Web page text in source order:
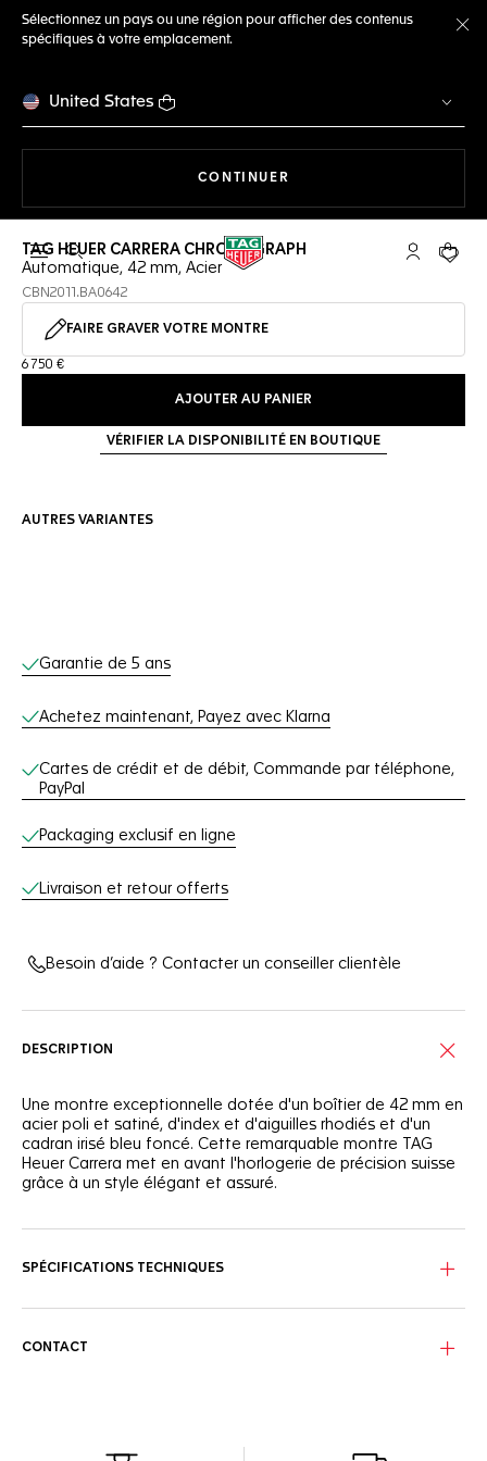
Sélectionnez un pays ou une région pour afficher des contenus
spécifiques à votre emplacement.
United States
CONTINUER
Ouvrir la barre de recherche Compte My
Votre
TAG HEUER CARRERA CHRONOGRAPH
Automatique, 42 mm, Acier
CBN2011.BA0642
FAIRE GRAVER VOTRE MONTRE
6 750 €
AJOUTER AU PANIER
VÉRIFIER LA DISPONIBILITÉ EN BOUTIQUE
AUTRES VARIANTES
Services en ligne
Garantie de 5 ans
Achetez maintenant, Payez avec Klarna
Cartes de crédit et de débit, Commande par téléphone,
PayPal
Packaging exclusif en ligne
Livraison et retour offerts
Besoin d’aide ? Contacter un conseiller clientèle
DESCRIPTION
Une montre exceptionnelle dotée d'un boîtier de 42 mm en
acier poli et satiné, d'index et d'aiguilles rhodiés et d'un
cadran irisé bleu foncé. Cette remarquable montre TAG
Heuer Carrera met en avant l'horlogerie de précision suisse
grâce à un style élégant et assuré.
trouvent leur place avec élégance dans le boîtier classique
biseauté et doté d'un double traitement antireflet pour une
SPÉCIFICATIONS TECHNIQUES
CONTACT